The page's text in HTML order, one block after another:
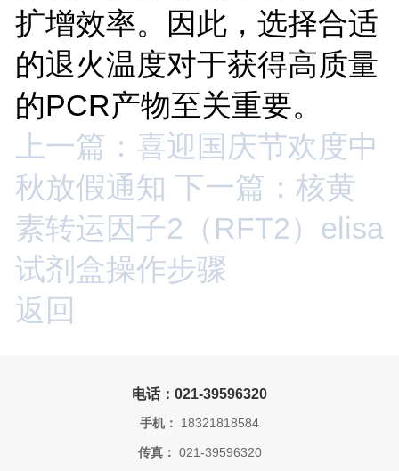
扩增效率。因此，选择合适
的退火温度对于获得高质量
的PCR产物至关重要。
上一篇：喜迎国庆节欢度中
秋放假通知 下一篇：核黄
素转运因子2（RFT2）elisa
试剂盒操作步骤
返回
电话：021-39596320
手机： 18321818584
传真： 021-39596320